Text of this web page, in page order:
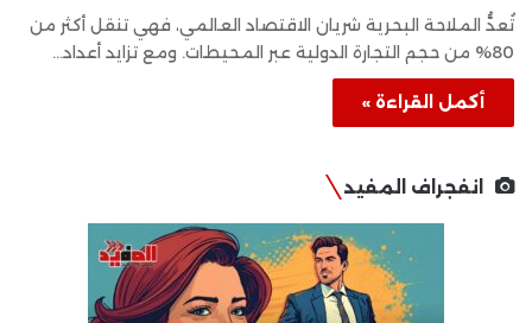
تُعدُّ الملاحة البحرية شريان الاقتصاد العالمي، فهي تنقل أكثر من
80% من حجم التجارة الدولية عبر المحيطات. ومع تزايد أعداد…
أكمل القراءة »
انفجراف المفيد